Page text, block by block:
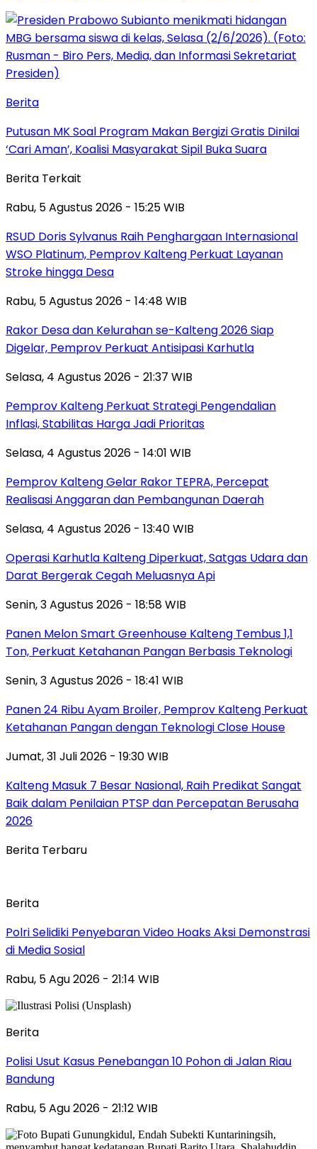
Berita
Putusan MK Soal Program Makan Bergizi Gratis Dinilai
‘Cari Aman’, Koalisi Masyarakat Sipil Buka Suara
Berita Terkait
Rabu, 5 Agustus 2026 - 15:25 WIB
RSUD Doris Sylvanus Raih Penghargaan Internasional
WSO Platinum, Pemprov Kalteng Perkuat Layanan
Stroke hingga Desa
Rabu, 5 Agustus 2026 - 14:48 WIB
Rakor Desa dan Kelurahan se-Kalteng 2026 Siap
Digelar, Pemprov Perkuat Antisipasi Karhutla
Selasa, 4 Agustus 2026 - 21:37 WIB
Pemprov Kalteng Perkuat Strategi Pengendalian
Inflasi, Stabilitas Harga Jadi Prioritas
Selasa, 4 Agustus 2026 - 14:01 WIB
Pemprov Kalteng Gelar Rakor TEPRA, Percepat
Realisasi Anggaran dan Pembangunan Daerah
Selasa, 4 Agustus 2026 - 13:40 WIB
Operasi Karhutla Kalteng Diperkuat, Satgas Udara dan
Darat Bergerak Cegah Meluasnya Api
Senin, 3 Agustus 2026 - 18:58 WIB
Panen Melon Smart Greenhouse Kalteng Tembus 1,1
Ton, Perkuat Ketahanan Pangan Berbasis Teknologi
Senin, 3 Agustus 2026 - 18:41 WIB
Panen 24 Ribu Ayam Broiler, Pemprov Kalteng Perkuat
Ketahanan Pangan dengan Teknologi Close House
Jumat, 31 Juli 2026 - 19:30 WIB
Kalteng Masuk 7 Besar Nasional, Raih Predikat Sangat
Baik dalam Penilaian PTSP dan Percepatan Berusaha
2026
Berita Terbaru
Berita
Polri Selidiki Penyebaran Video Hoaks Aksi Demonstrasi
di Media Sosial
Rabu, 5 Agu 2026 - 21:14 WIB
Berita
Polisi Usut Kasus Penebangan 10 Pohon di Jalan Riau
Bandung
Rabu, 5 Agu 2026 - 21:12 WIB